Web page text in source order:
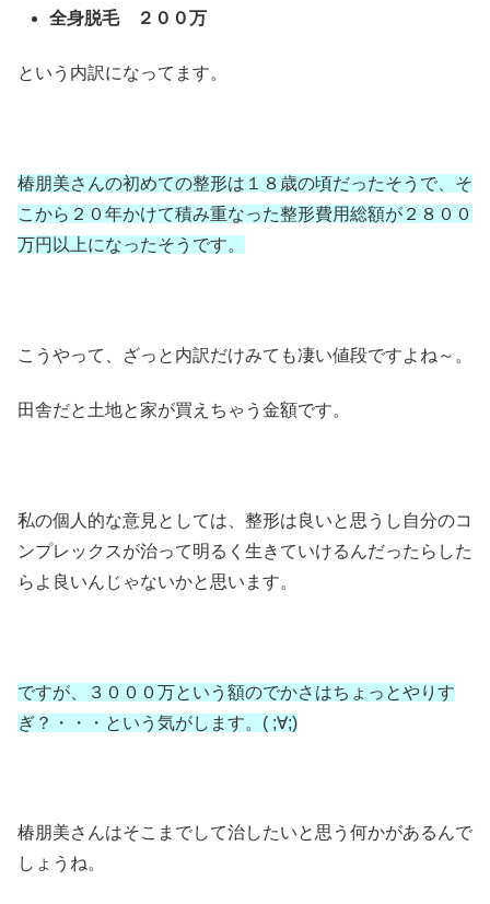
全身脱毛 ２００万
という内訳になってます。
椿朋美さんの初めての整形は１８歳の頃だったそうで、そ
こから２０年かけて積み重なった整形費用総額が２８００
万円以上になったそうです。
こうやって、ざっと内訳だけみても凄い値段ですよね～。
田舎だと土地と家が買えちゃう金額です。
私の個人的な意見としては、整形は良いと思うし自分のコ
ンプレックスが治って明るく生きていけるんだったらした
らよ良いんじゃないかと思います。
ですが、３０００万という額のでかさはちょっとやりす
ぎ？・・・という気がします。( ;∀;)
椿朋美さんはそこまでして治したいと思う何かがあるんで
しょうね。